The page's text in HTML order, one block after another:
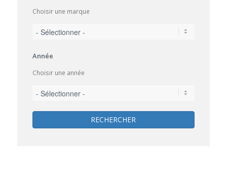
Choisir une marque
Année
Choisir une année
RECHERCHER